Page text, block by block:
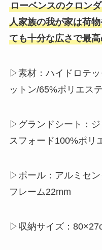
ローベンスのクロン
人家族の我が家は荷
ても十分な広さで最
▷素材：ハイドロテ
ットン/65%ポリエス
▷グランドシート：
スフォード100%ポ
▷ポール：アルミセ
フレーム22mm
▷収納サイズ：